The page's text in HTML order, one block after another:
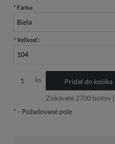
* Farba:
* Veľkosť:
ks
Pridať do košíka
Získavate 2700bodov [
* - Požadované pole